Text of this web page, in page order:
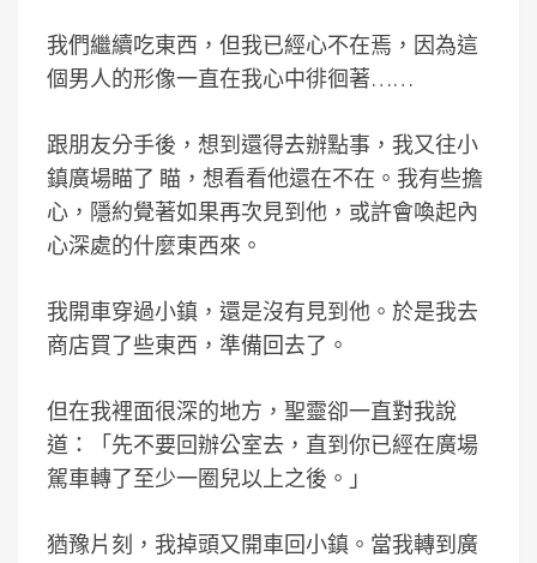
我們繼續吃東西，但我已經心不在焉，因為這
個男人的形像一直在我心中徘徊著……
跟朋友分手後，想到還得去辦點事，我又往小
鎮廣場瞄了 瞄 ，想看看他還在不在。我有些擔
心，隱約覺著如果再次見到他，或許會喚起內
心深處的什麼東西來。
我開車穿過小鎮，還是沒有見到他。於是我去
商店買了些東西，準備回去了。
但在我裡面很深的地方，聖靈卻一直對我說
道：「先不要回辦公室去，直到你已經在廣場
駕車轉了至少一圈兒以上之後。」
猶豫片刻，我掉頭又開車回小鎮。當我轉到廣